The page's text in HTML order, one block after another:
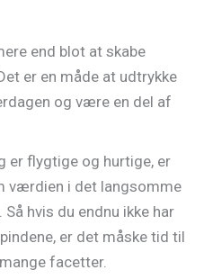
end blot at skabe
er en måde at udtrykke
og være en del af
er flygtige og hurtige, er
værdien i det langsomme
hvis du endnu ikke har
er det måske tid til
facetter.